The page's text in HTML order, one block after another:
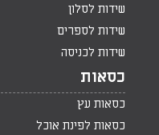
שידות לסלון
שידות לספרים
שידות לכניסה
כסאות
כסאות עץ
כסאות לפינת אוכל